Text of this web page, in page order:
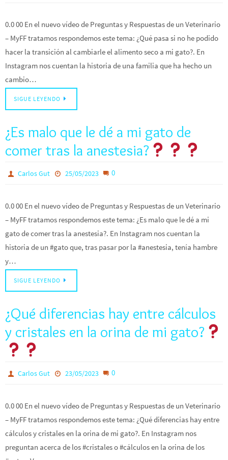
0.0 00 En el nuevo vídeo de Preguntas y Respuestas de un Veterinario
– MyFF tratamos respondemos este tema: ¿Qué pasa si no he podido
hacer la transición al cambiarle el alimento seco a mi gato?. En
Instagram nos cuentan la historia de una familia que ha hecho un
cambio…
SIGUE LEYENDO
¿Es malo que le dé a mi gato de
comer tras la anestesia?
Carlos Gut 25/05/2023 0
0.0 00 En el nuevo vídeo de Preguntas y Respuestas de un Veterinario
– MyFF tratamos respondemos este tema: ¿Es malo que le dé a mi
gato de comer tras la anestesia?. En Instagram nos cuentan la
historia de un #gato que, tras pasar por la #anestesia, tenía hambre
y…
SIGUE LEYENDO
¿Qué diferencias hay entre cálculos
y cristales en la orina de mi gato?
Carlos Gut 23/05/2023 0
0.0 00 En el nuevo vídeo de Preguntas y Respuestas de un Veterinario
– MyFF tratamos respondemos este tema: ¿Qué diferencias hay entre
cálculos y cristales en la orina de mi gato?. En Instagram nos
preguntan acerca de los #cristales o #cálculos en la orina de los